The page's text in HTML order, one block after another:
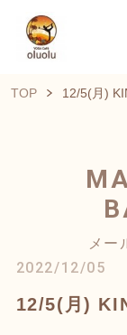
TOP 12/5(月)
メー
2022/12/05
12/5(月)